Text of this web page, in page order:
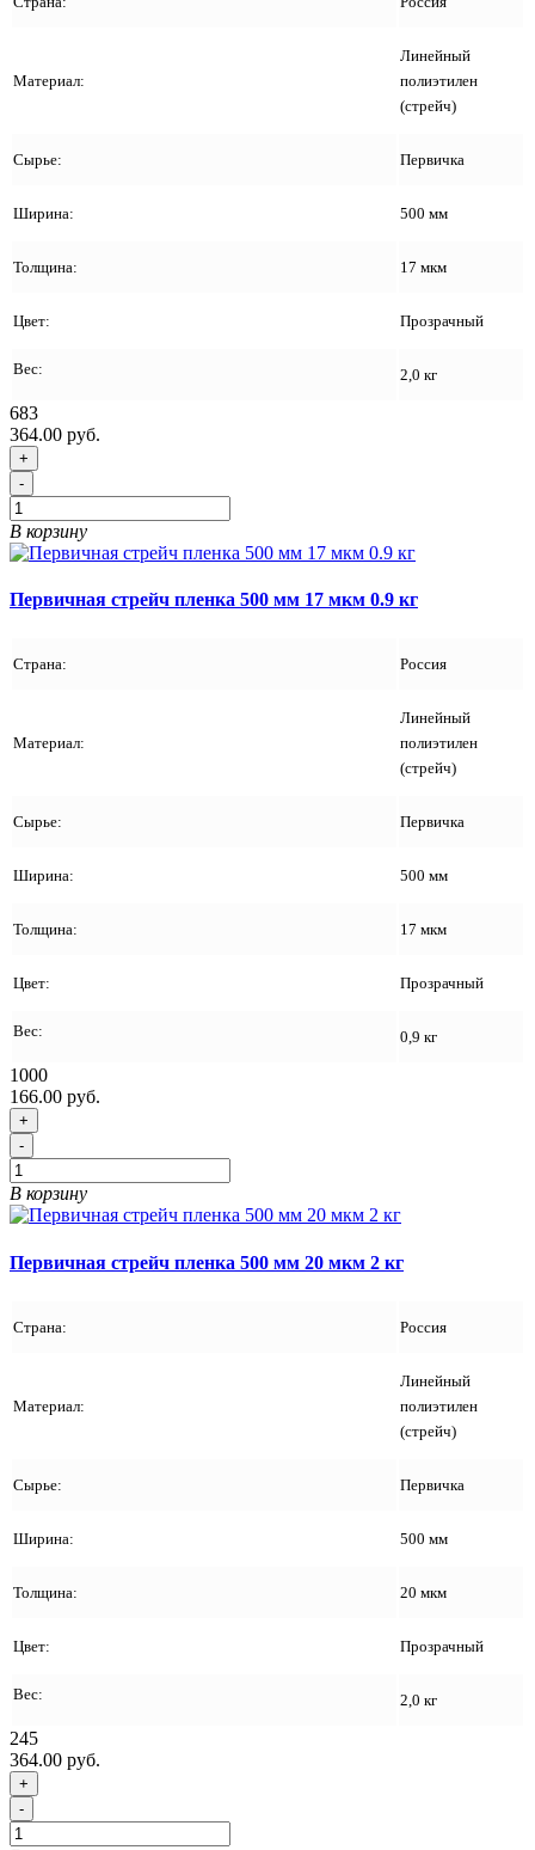
Материал:
Линейный
полиэтилен
(стрейч)
Сырье: Первичка
Ширина: 500 мм
Толщина: 17 мкм
Цвет: Прозрачный
Вес: 2,0 кг
683
364.00 руб.
+
-
В корзину
Первичная стрейч пленка 500 мм 17 мкм 0.9 кг
Страна: Россия
Материал:
Линейный
полиэтилен
(стрейч)
Сырье: Первичка
Ширина: 500 мм
Толщина: 17 мкм
Цвет: Прозрачный
Вес: 0,9 кг
1000
166.00 руб.
+
-
В корзину
Первичная стрейч пленка 500 мм 20 мкм 2 кг
Страна: Россия
Материал:
Линейный
полиэтилен
(стрейч)
Сырье: Первичка
Ширина: 500 мм
Толщина: 20 мкм
Цвет: Прозрачный
Вес: 2,0 кг
245
364.00 руб.
+
-